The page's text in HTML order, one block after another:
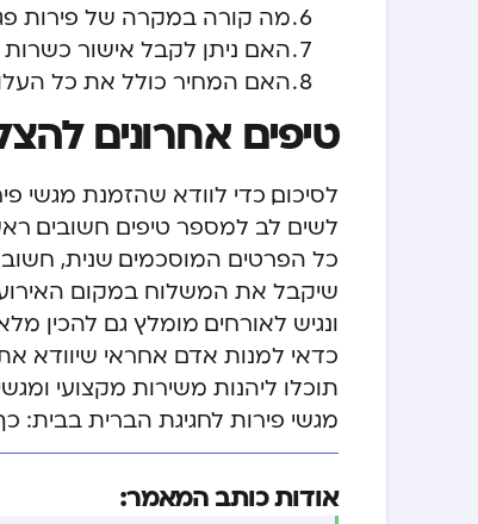
מה קורה במקרה של פירות
האם ניתן לקבל אישור
האם המחיר כולל את כל
טיפים אחרונים
לסיכום, כדי לוודא שהזמנת מגשי
לשים לב למספר טיפים חשובים.
כל הפרטים המוסכמים. שנית,
שיקבל את המשלוח במקום האירוע.
ונגיש לאורחים. מומלץ גם להכין
כדאי למנות אדם אחראי שיוודא
תוכלו ליהנות משירות מקצועי
מגשי פירות לחגיגת הברית בבית:
אודות כותב המאמר: